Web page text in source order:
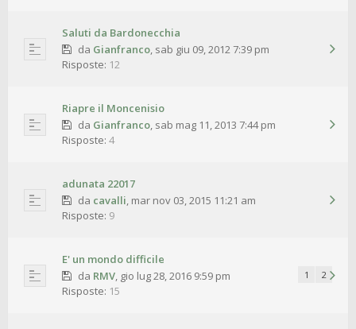
Saluti da Bardonecchia
da Gianfranco, sab giu 09, 2012 7:39 pm
Risposte: 12
Riapre il Moncenisio
da Gianfranco, sab mag 11, 2013 7:44 pm
Risposte: 4
adunata 22017
da cavalli, mar nov 03, 2015 11:21 am
Risposte: 9
E' un mondo difficile
da RMV, gio lug 28, 2016 9:59 pm 1 2
Risposte: 15